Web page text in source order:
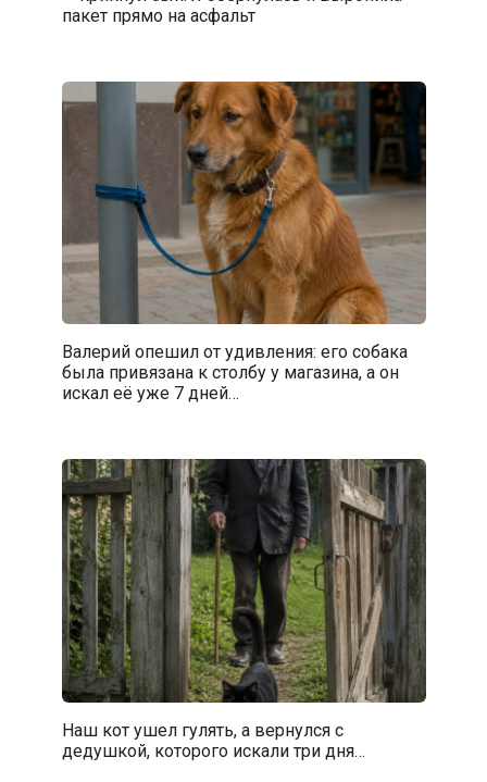
пакет прямо на асфальт
Валерий опешил от удивления: его собака
была привязана к столбу у магазина, а он
искал её уже 7 дней…
Наш кот ушел гулять, а вернулся с
дедушкой, которого искали три дня…